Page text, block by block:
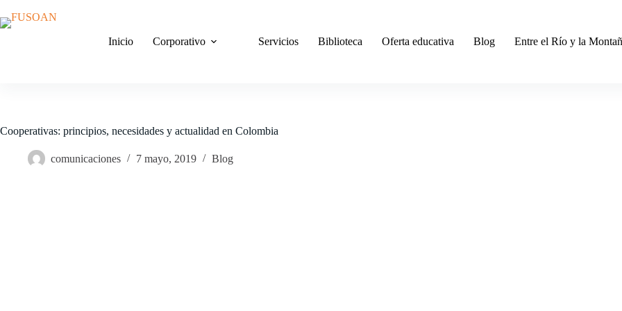
al
contenido
Inicio
Corporativo Servicios Biblioteca Oferta educativa Blog Entre el Río y la
Cooperativas: principios, necesidades y actualidad en Colombia
comunicaciones 7 mayo, 2019 Blog